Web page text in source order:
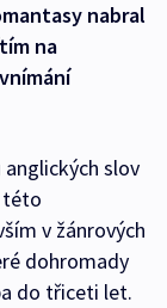
nabral
na
slov
této
v žánrových
dohromady
do třiceti let.